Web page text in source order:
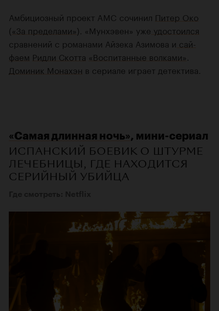
Амбициозный проект AMC сочинил Питер Око
(«За пределами»). «Мунхэвен» уже удостоился
сравнений с романами Айзека Азимова и сай-
фаем Ридли Скотта «Воспитанные волками»
Доминик Монахэн в сериале играет детектива.
«Самая длинная ночь», мини-сериал
ИСПАНСКИЙ БОЕВИК О ШТУРМЕ
ЛЕЧЕБНИЦЫ, ГДЕ НАХОДИТСЯ
СЕРИЙНЫЙ УБИЙЦА